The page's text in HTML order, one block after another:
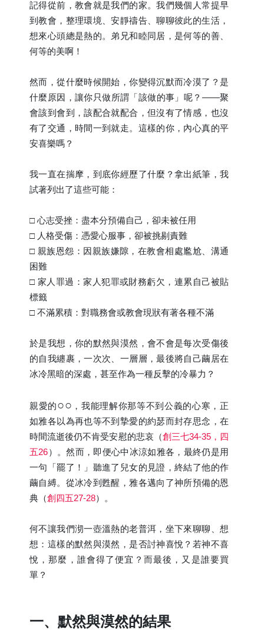
記得從前，教會就是我們的家。我們幾個人常提早
到教會，整理環境、安靜禱告、聊聊彼此的生活，
想來心頭總是熱的。弟兄和睦同居，是何等的善、
何等的美啊！
然而，從什麼時候開始，你變得沉默而冷漠了？是
什麼原因，讓你只做所謂「該做的事」呢？——聚
會該到會到，該配合就配合，但沒有了情感，也沒
有了交通，時間一到就走。這樣的你，內心真的平
安喜樂嗎？
我一直在揣摩，到底你經歷了什麼？拿出紙筆，我
試著列出了這些可能：
□ 心志受挫：盡本分預備自己，卻未被任用
□ 人格受傷：憑愛心服事，卻被挑剔責難
□ 親族恩怨：因親族嫌隙，在教會相處尷尬、溝通
困難
□ 家人罪過：家人犯罪或財務虧欠，連累自己被貼
標籤
□ 不滿累積：對職務會或教會現狀有著各種不滿
於是我想，你的默然與漠然，會不會是每次受傷後
的自我纏裹，一次次、一層層，最後將自己繭居在
冰冷黑暗的深處，甚至作為一種反擊的冷暴力？
親愛的○○ ，我能理解你那等不到公義的心寒，正
如雅各以為再也等不到摯愛的約瑟而封存思念，在
時間流逝後仍不肯受安慰的悲哀（創三七34-35，四
五26）。然而，即便心中冰涼如雅各，最終仍是用
一句「罷了！」聽進了兒女的見證，終結了他的作
繭自縛。從冰冷到甦醒，雅各邁向了神所預備的恩
典（創四五27-28）。
何不讓我們沏一壺溫熱的老普洱，坐下來聊聊、想
想：這樣的默然與漠然，是否討神喜悅？若神不喜
悅，那麼，誰會得了便宜？而最後，又是誰要買
單？
一、默然與漠然的結果